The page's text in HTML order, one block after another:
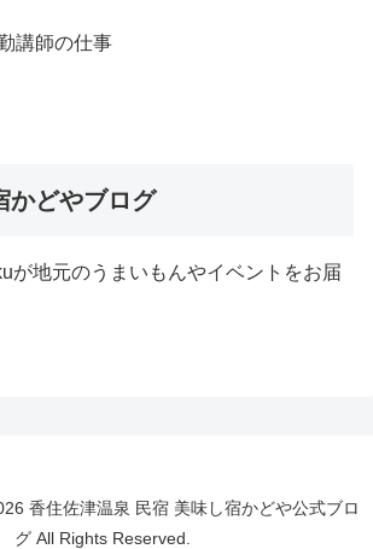
講師の仕事
かどやブログ
が地元のうまいもんやイベントをお届
香住佐津温泉 民宿 美味し宿かどや公式ブロ
グ All Rights Reserved.